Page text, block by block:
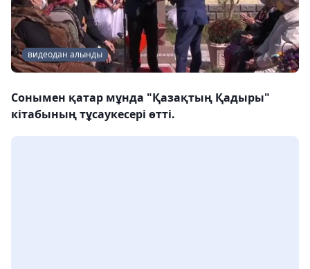
видеодан алынды
Сонымен қатар мұнда "Қазақтың Қадыры"
кітабының тұсаукесері өтті.